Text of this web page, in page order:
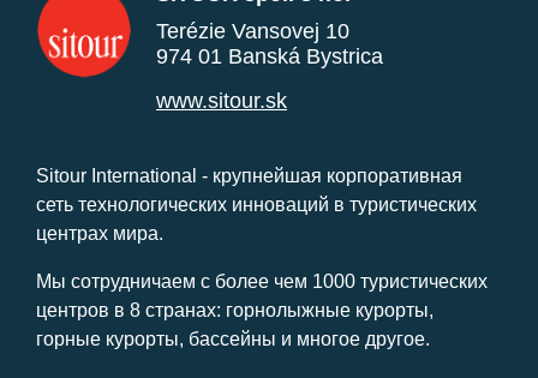
Terézie Vansovej 10
974 01 Banská Bystrica
www.sitour.sk
Sitour International - крупнейшая корпоративная
сеть технологических инноваций в туристических
центрах мира.
Мы сотрудничаем с более чем 1000 туристических
центров в 8 странах: горнолыжные курорты,
горные курорты, бассейны и многое другое.